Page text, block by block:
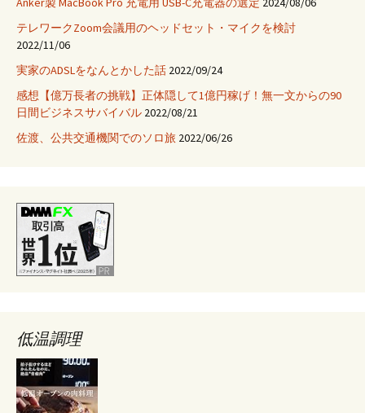
り
換
よ
う
と
思
テレワークZoom会議用のヘッドセット・マイクを検討
2022/11/06
実家のADSLをなんとかした話 2022/09/24
感想【億万長者の挑戦】正体隠して1億円稼げ！無一文からの90
日間ビジネスサバイバル 2022/08/21
佐渡、公共交通機関でのソロ旅 2022/06/26
低温調理